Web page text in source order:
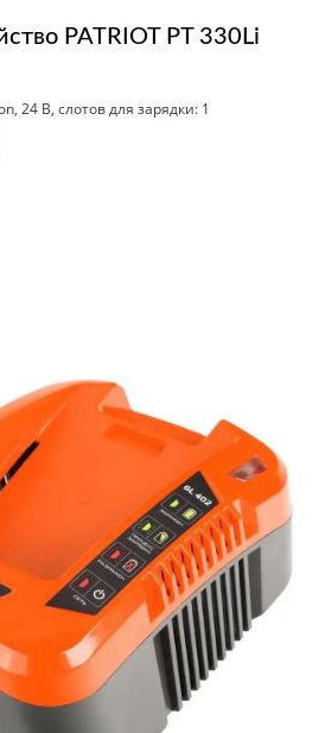
PATRIOT PT 330Li
24 В, слотов для зарядки: 1